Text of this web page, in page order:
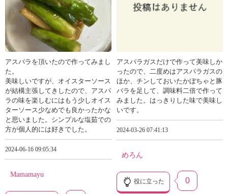
アスパラを頂いたので作ってみまし
た。
美味しいですが、オイスターソース
が結構主張してきしたので、アスパ
ラの味を楽しむにはもう少しオイス
ターソース少なめでも良かったかな
と思いました。シンプルな塩茹での
方が個人的には好きでした。
2024-06-16 09:05:34
Mamamayu
アスパラガスだけで作って美味しか
ったので、二度めはアスパラガスの
ほか、チンしておいたかぼちゃと豚
バラを足して、調味料二倍で作って
みました。はっきりした味で美味し
いです。
2024-03-26 07:41:13
めろん
役に立った 0